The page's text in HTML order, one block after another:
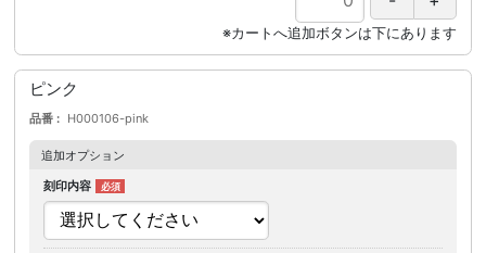
ピンク
品番 H000106-pink
追加オプション
刻印内容